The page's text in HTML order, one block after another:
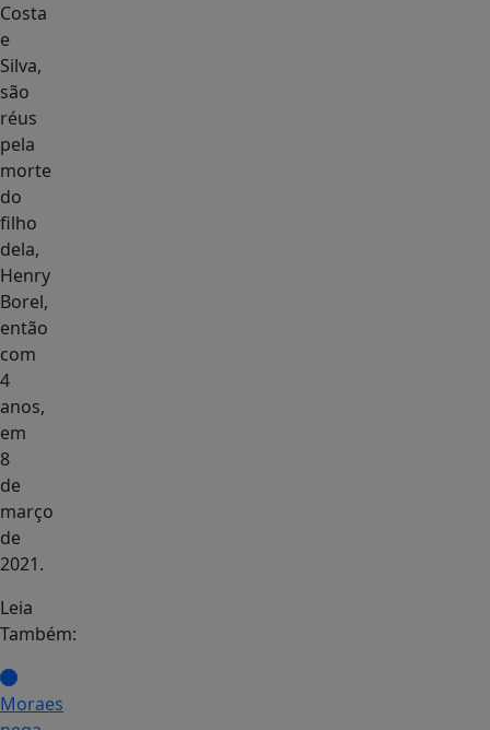
Costa
e
Silva,
são
réus
pela
morte
do
filho
dela,
Henry
Borel,
então
com
4
anos,
em
8
de
março
de
2021.
Leia
Também:
Moraes